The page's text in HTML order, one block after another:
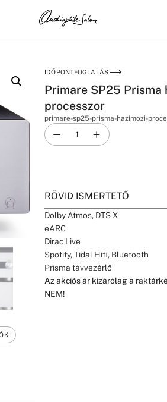
IDŐPONTFOGLALÁS
Primare SP25 Prisma
processzor
primare-sp25-prisma-hazimozi-
RÖVID ISMERTETŐ
Dolby Atmos, DTS X
eARC
Dirac Live
Spotify, Tidal Hifi, Bluetooth
Prisma távvezérlő
Az akciós ár kizárólag a
NEM!